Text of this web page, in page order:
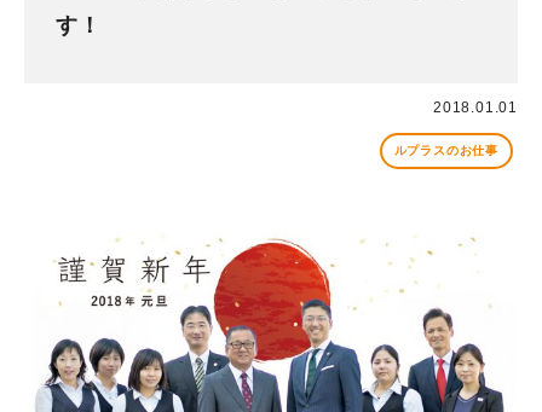
す！
2018.01.01
ルプラスのお仕事